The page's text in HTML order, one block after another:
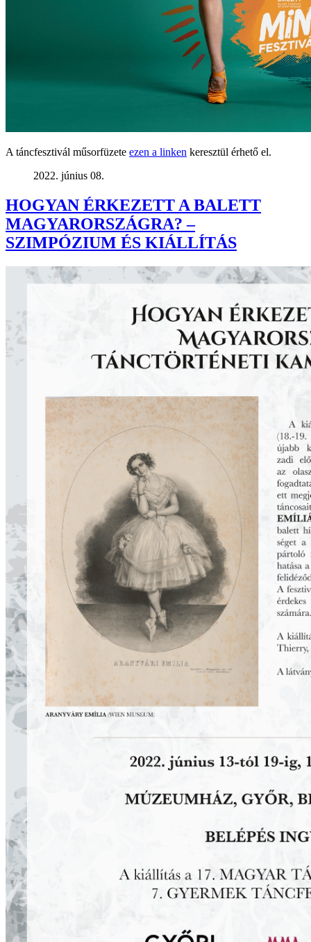
A táncfesztivál műsorfüzete ezen a linken keresztül érhető el.
2022. június 08.
HOGYAN ÉRKEZETT A BALETT
MAGYARORSZÁGRA? –
SZIMPÓZIUM ÉS KIÁLLÍTÁS